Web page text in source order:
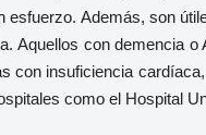
Además, son
Aquellos con demencia
con insuficiencia
como el Hospital